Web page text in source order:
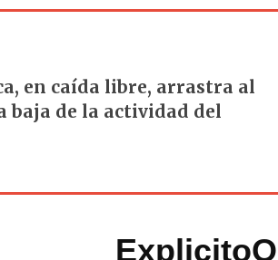
en caída libre, arrastra al
baja de la actividad del